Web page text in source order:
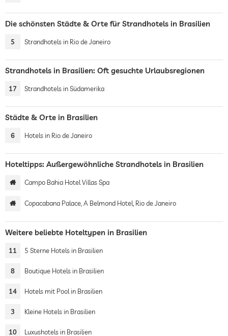
Die schönsten Städte & Orte für Strandhotels in Brasilien
5 Strandhotels in Rio de Janeiro
Strandhotels in Brasilien: Oft gesuchte Urlaubsregionen
17 Strandhotels in Südamerika
Städte & Orte in Brasilien
6 Hotels in Rio de Janeiro
Hoteltipps: Außergewöhnliche Strandhotels in Brasilien
Campo Bahia Hotel Villas Spa
Copacabana Palace, A Belmond Hotel, Rio de Janeiro
Weitere beliebte Hoteltypen in Brasilien
11 5 Sterne Hotels in Brasilien
8 Boutique Hotels in Brasilien
14 Hotels mit Pool in Brasilien
3 Kleine Hotels in Brasilien
10 Luxushotels in Brasilien